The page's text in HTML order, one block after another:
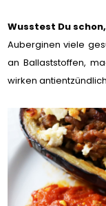
Wusstest Du
Auberginen viele
an Ballaststoffen,
wirken